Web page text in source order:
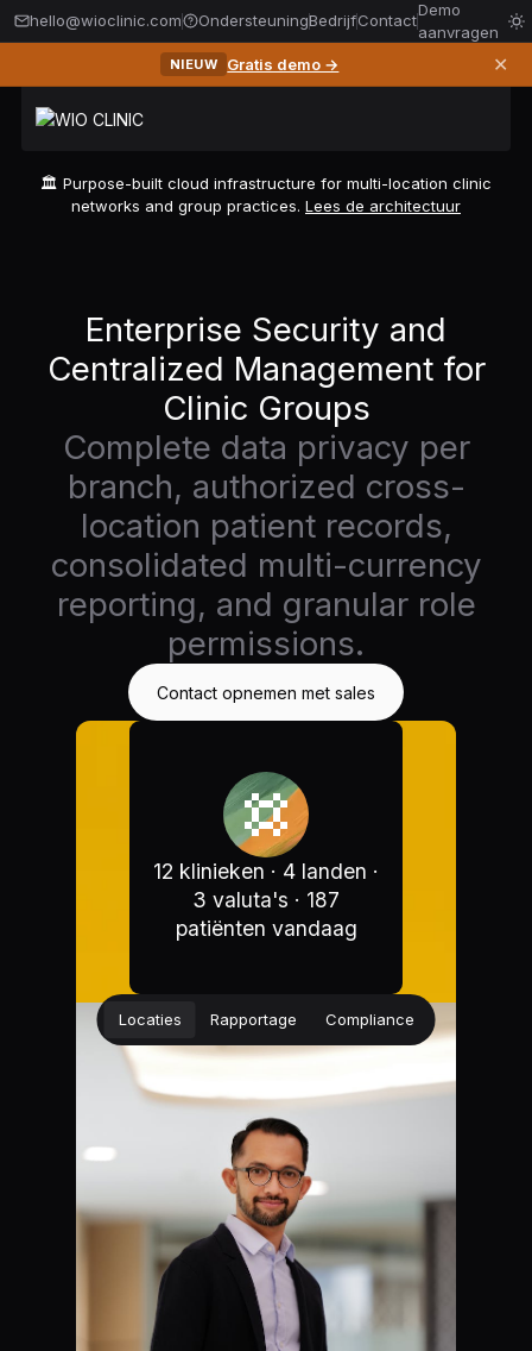
hello@wioclinic.com OndersteuningBedrijfContact
Demo
aanvragen
NIEUW Gratis demo → ✕
🏛️ Purpose-built cloud infrastructure for multi-location clinic
networks and group practices. Lees de architectuur
Enterprise Security and
Centralized Management for
Clinic Groups
Complete data privacy per
branch, authorized cross-
location patient records,
consolidated multi-currency
reporting, and granular role
permissions.
Contact opnemen met sales
Locaties Rapportage Compliance
12 klinieken · 4 landen ·
3 valuta's · 187
patiënten vandaag